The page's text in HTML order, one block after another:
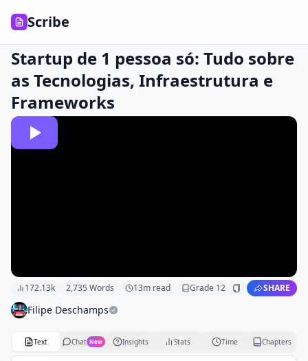
Scribe
Startup de 1 pessoa só: Tudo sobre
as Tecnologias, Infraestrutura e
Frameworks
172.13k 2,735 Words 13m read Grade 12 SHARE
Filipe Deschamps
Text Chat New Insights Stats Time Chapters